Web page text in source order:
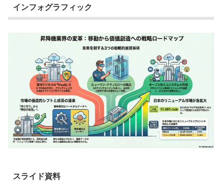
インフォグラフィック
スライド資料